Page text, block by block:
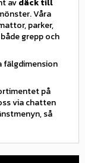
Våra
parker,
grepp och
på
via chatten
så